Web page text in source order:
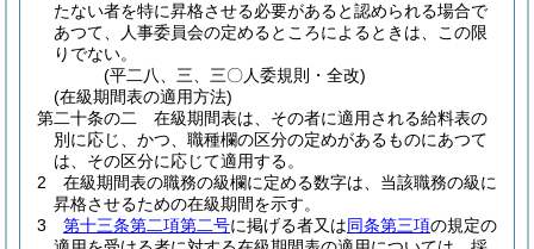
たない者を特に昇格させる必要があると認められる場合で
あつて、人事委員会の定めるところによるときは、この限
りでない。
(平二八、三、三〇人委規則・全改)
(在級期間表の適用方法)
第二十条の二
在級期間表は、その者に適用される給料表の
別に応じ、かつ、職種欄の区分の定めがあるものにあつて
は、その区分に応じて適用する。
2
在級期間表の職務の級欄に定める数字は、当該職務の級に
昇格させるための在級期間を示す。
3
第十三条第二項第二号に掲げる者又は同条第三項の規定の